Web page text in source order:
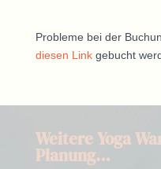
Probleme bei der
diesen Linkgebucht
Weitere Yoga
Planung…